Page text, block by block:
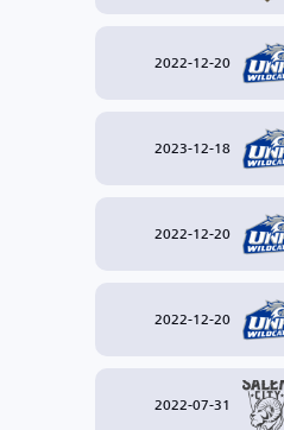
2022-12-20
2023-12-18
2022-12-20
2022-12-20
2022-07-31